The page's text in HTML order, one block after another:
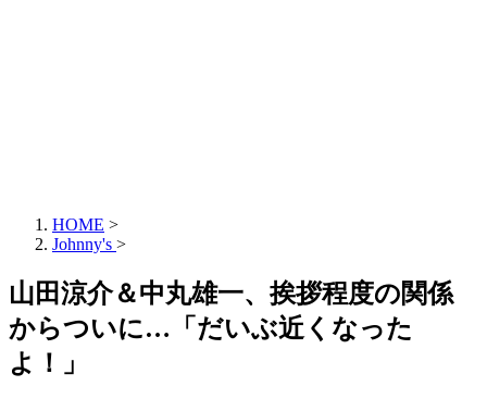
HOME >
Johnny's >
山田涼介＆中丸雄一、挨拶程度の関係
からついに…「だいぶ近くなった
よ！」